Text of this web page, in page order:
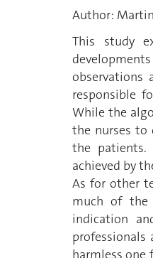
Author:
This study
observations
responsible
While the
the nurses to
the patients.
achieved by
As for other
much of the
indication
harmless one